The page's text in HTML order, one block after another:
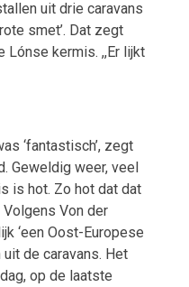
uit drie caravans
smet’. Dat zegt
Lónse kermis. ,,Er lijkt
‘fantastisch’, zegt
Geweldig weer, veel
is hot. Zo hot dat dat
Von der
‘een Oost-Europese
de caravans. Het
op de laatste